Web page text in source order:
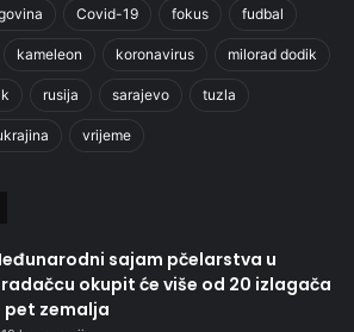
Covid-19 fokus fudbal
kameleon koronavirus milorad dodik
rusija sarajevo tuzla
vrijeme
sajam pčelarstva u
okupit će više od 20 izlagača
pet zemalja